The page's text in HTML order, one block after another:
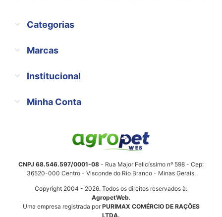
Categorias
Marcas
Institucional
Minha Conta
CNPJ 68.546.597/0001-08 - Rua Major Felicíssimo nº 598 - Cep:
36520-000 Centro - Visconde do Rio Branco - Minas Gerais.
Copyright 2004 - 2026. Todos os direitos reservados à:
AgropetWeb.
Uma empresa registrada porPURIMAX COMÉRCIO DE RAÇÕES
LTDA.